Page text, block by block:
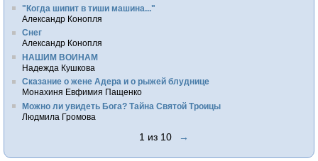
"Когда шипит в тиши машина..."
Александр Конопля
Снег
Александр Конопля
НАШИМ ВОИНАМ
Надежда Кушкова
Сказание о жене Адера и о рыжей блуднице
Монахиня Евфимия Пащенко
Можно ли увидеть Бога? Тайна Святой Троицы
Людмила Громова
1 из 10 →